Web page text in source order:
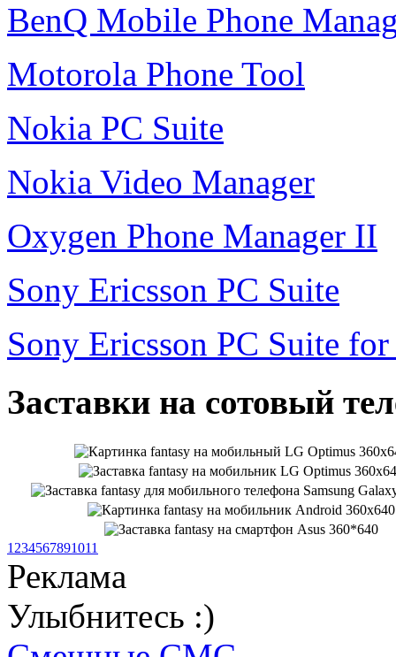
BenQ Mobile Phone
Motorola Phone Tool
Nokia PC Suite
Nokia Video Manager
Oxygen Phone Manager II
Sony Ericsson PC Suite
Sony Ericsson PC Suite
Заставки на сотовый
1 234567891011
Реклама
Улыбнитесь :)